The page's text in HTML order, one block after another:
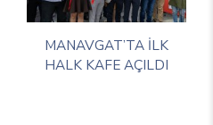
MANAVGAT’TA İLK
HALK KAFE AÇILDI